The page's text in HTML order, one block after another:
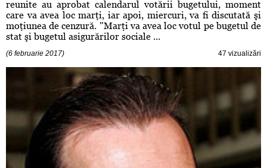
reunite au aprobat calendarul votării bugetului, moment
care va avea loc marţi, iar apoi, miercuri, va fi discutată şi
moţiunea de cenzură. "Marţi va avea loc votul pe bugetul de
stat şi bugetul asigurărilor sociale ...
(6 februarie 2017) 47 vizualizări